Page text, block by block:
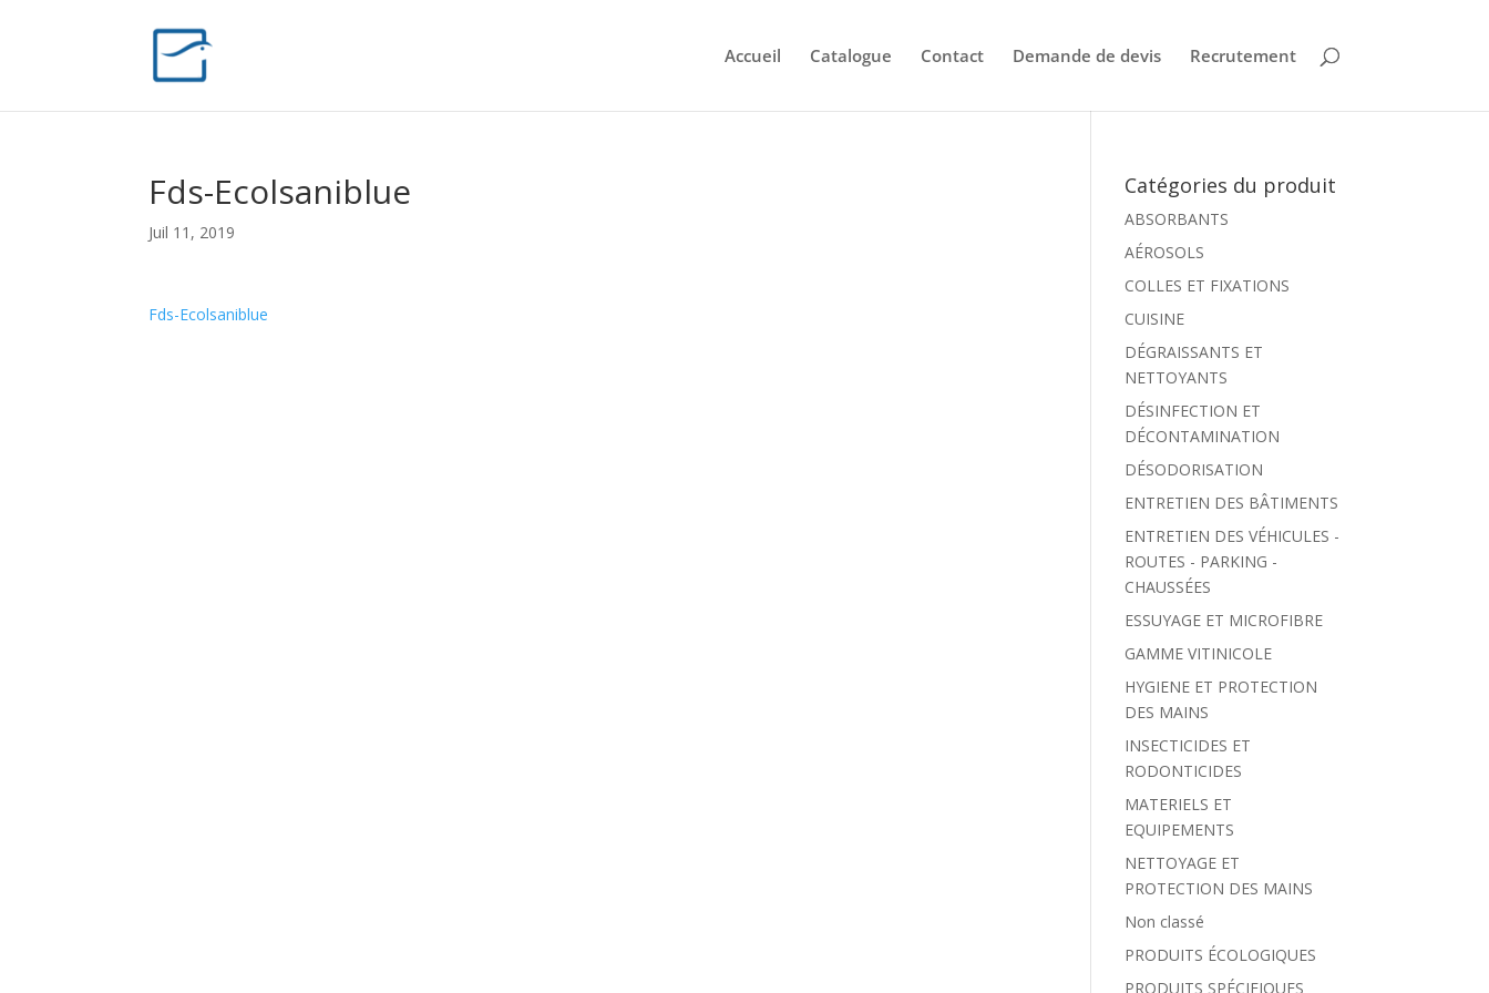
Accueil Catalogue Contact Demande de devis Recrutement
Fds-Ecolsaniblue
Juil 11, 2019
Fds-Ecolsaniblue
Catégories du produit
ABSORBANTS
AÉROSOLS
COLLES ET FIXATIONS
CUISINE
DÉGRAISSANTS ET
NETTOYANTS
DÉSINFECTION ET
DÉCONTAMINATION
DÉSODORISATION
ENTRETIEN DES BÂTIMENTS
ENTRETIEN DES VÉHICULES -
ROUTES - PARKING -
CHAUSSÉES
ESSUYAGE ET MICROFIBRE
GAMME VITINICOLE
HYGIENE ET PROTECTION
DES MAINS
INSECTICIDES ET
RODONTICIDES
MATERIELS ET
EQUIPEMENTS
NETTOYAGE ET
PROTECTION DES MAINS
Non classé
PRODUITS ÉCOLOGIQUES
PRODUITS SPÉCIFIQUES